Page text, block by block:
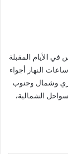
في الأيام المقبلة
النهار أجواء
وشمال وجنوب
الشمالية،